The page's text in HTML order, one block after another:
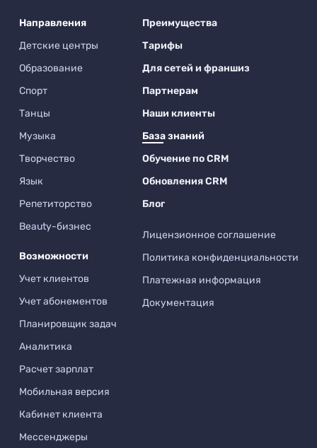
Направления
Детские центры
Образование
Спорт
Танцы
Музыка
Творчество
Язык
Репетиторство
Beauty-бизнес
Возможности
Учет клиентов
Учет абонементов
Планировщик задач
Аналитика
Расчет зарплат
Мобильная версия
Кабинет клиента
Мессенджеры
Преимущества
Тарифы
Для сетей и франшиз
Партнерам
Наши клиенты
База знаний
Обучение по CRM
Обновления CRM
Блог
Лицензионное соглашение
Политика конфиденциальности
Платежная информация
Документация